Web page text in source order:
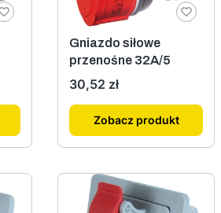
Gniazdo siłowe
przenośne 32A/5
Cena
30,52 zł
Zobacz produkt